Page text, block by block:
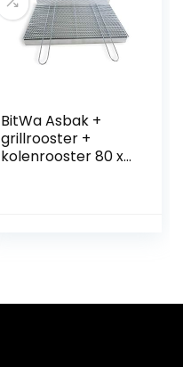
BitWa Asbak +
grillrooster +
kolenrooster 80 x